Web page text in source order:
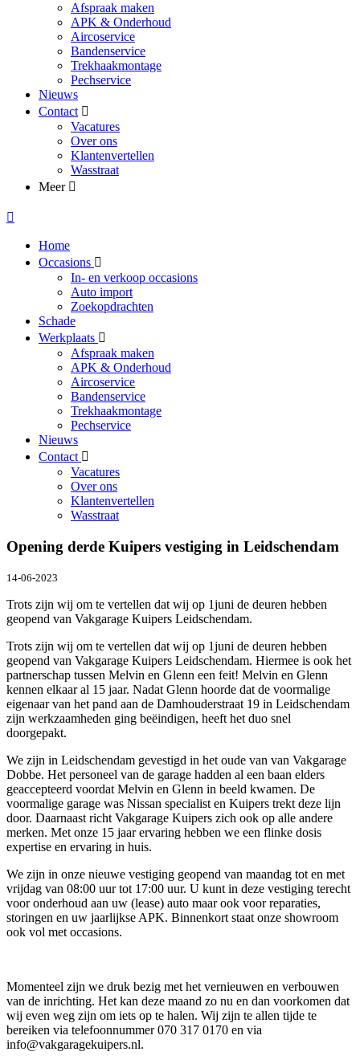
Afspraak maken
APK & Onderhoud
Aircoservice
Bandenservice
Trekhaakmontage
Pechservice
Nieuws
Contact
Vacatures
Over ons
Klantenvertellen
Wasstraat
Meer
Home
Occasions
In- en verkoop occasions
Auto import
Zoekopdrachten
Schade
Werkplaats
Afspraak maken
APK & Onderhoud
Aircoservice
Bandenservice
Trekhaakmontage
Pechservice
Nieuws
Contact
Vacatures
Over ons
Klantenvertellen
Wasstraat
Opening derde Kuipers vestiging in Leidschendam
14-06-2023
Trots zijn wij om te vertellen dat wij op 1juni de deuren hebben
geopend van Vakgarage Kuipers Leidschendam.
Trots zijn wij om te vertellen dat wij op 1juni de deuren hebben
geopend van Vakgarage Kuipers Leidschendam. Hiermee is ook het
partnerschap tussen Melvin en Glenn een feit! Melvin en Glenn
kennen elkaar al 15 jaar. Nadat Glenn hoorde dat de voormalige
eigenaar van het pand aan de Damhouderstraat 19 in Leidschendam
zijn werkzaamheden ging beëindigen, heeft het duo snel
doorgepakt.
We zijn in Leidschendam gevestigd in het oude van van Vakgarage
Dobbe. Het personeel van de garage hadden al een baan elders
geaccepteerd voordat Melvin en Glenn in beeld kwamen. De
voormalige garage was Nissan specialist en Kuipers trekt deze lijn
door. Daarnaast richt Vakgarage Kuipers zich ook op alle andere
merken. Met onze 15 jaar ervaring hebben we een flinke dosis
expertise en ervaring in huis.
We zijn in onze nieuwe vestiging geopend van maandag tot en met
vrijdag van 08:00 uur tot 17:00 uur. U kunt in deze vestiging terecht
voor onderhoud aan uw (lease) auto maar ook voor reparaties,
storingen en uw jaarlijkse APK. Binnenkort staat onze showroom
ook vol met occasions.
Momenteel zijn we druk bezig met het vernieuwen en verbouwen
van de inrichting. Het kan deze maand zo nu en dan voorkomen dat
wij even weg zijn om iets op te halen. Wij zijn te allen tijde te
bereiken via telefoonnummer 070 317 0170 en via
info@vakgaragekuipers.nl.